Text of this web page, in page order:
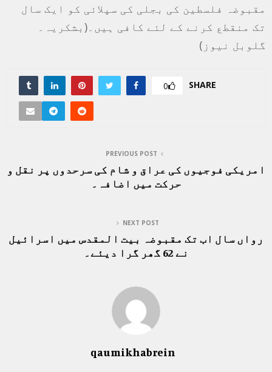
مقبوضہ فلسطین کی بجلی کی سپلائی کو ایک سال
تک منقطع کرنے کے لئے کافی ہیں۔(بشکریہ۔
گلوبل نیوز)
SHARE
0
PREVIOUS POST
امریکی فوجیوں کی عراق و شام کی سرحدوں پر نقل و
حرکت میں اضافہ۔
NEXT POST
رواں سال اب تک مقبوضہ بیت المقدس میں اسرائیل
نے 62 گھر گرا دیئے۔
qaumikhabrein